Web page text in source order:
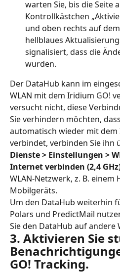
warten Sie, bis die Seite
Kontrollkästchen
und oben rechts auf
hellblaues
signalisiert, dass die
wurden.
Der DataHub kann im
WLAN mit dem Iridium GO!
versucht nicht, diese
Sie verhindern möchten,
automatisch wieder mit dem
verbindet, verbinden Sie ihn
Dienste > Einstellungen >
Internet verbinden (2,4
WLAN-Netzwerk, z. B. einem
Mobilgeräts.
Um den DataHub weiterhin
Polars und PredictMail
Sie den DataHub auf
3. Aktivieren Sie
GO! Tracking.